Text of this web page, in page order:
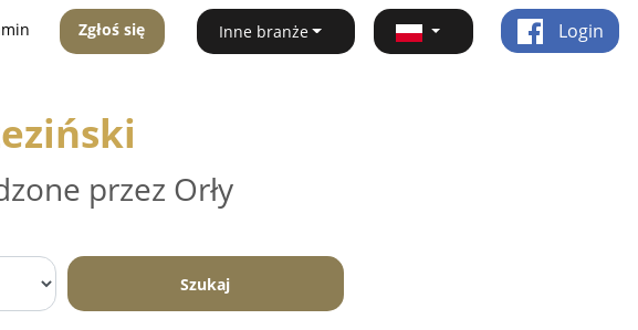
Zgłoś się Inne branże Login
przez Orły
Szukaj